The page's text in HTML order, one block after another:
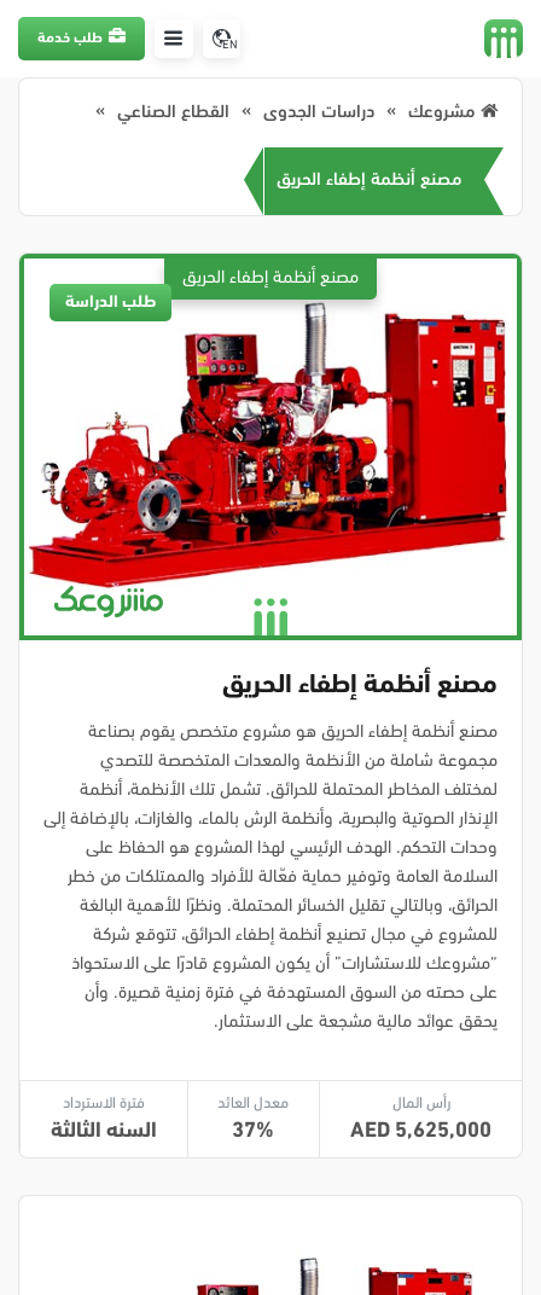
EN طلب خدمة
مشروعك دراسات الجدوى القطاع الصناعي
مصنع أنظمة إطفاء الحريق
مصنع أنظمة إطفاء الحريق
طلب الدراسة
مصنع أنظمة إطفاء الحريق هو مشروع متخصص يقوم بصناعة
مجموعة شاملة من الأنظمة والمعدات المتخصصة للتصدي
لمختلف المخاطر المحتملة للحرائق. تشمل تلك الأنظمة، أنظمة
الإنذار الصوتية والبصرية، وأنظمة الرش بالماء، والغازات، بالإضافة إلى
وحدات التحكم. الهدف الرئيسي لهذا المشروع هو الحفاظ على
السلامة العامة وتوفير حماية فعّالة للأفراد والممتلكات من خطر
الحرائق، وبالتالي تقليل الخسائر المحتملة. ونظرًا للأهمية البالغة
للمشروع في مجال تصنيع أنظمة إطفاء الحرائق، تتوقع شركة
“مشروعك للاستشارات” أن يكون المشروع قادرًا على الاستحواذ
على حصته من السوق المستهدفة في فترة زمنية قصيرة. وأن
يحقق عوائد مالية مشجعة على الاستثمار.
رأس المال
5,625,000
معدل العائد
37
فترة الاسترداد
السنه الثالثة